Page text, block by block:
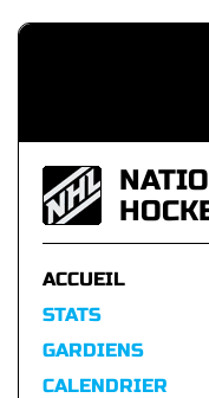
ACCUEIL
STATS
GARDIENS
CALENDRIER